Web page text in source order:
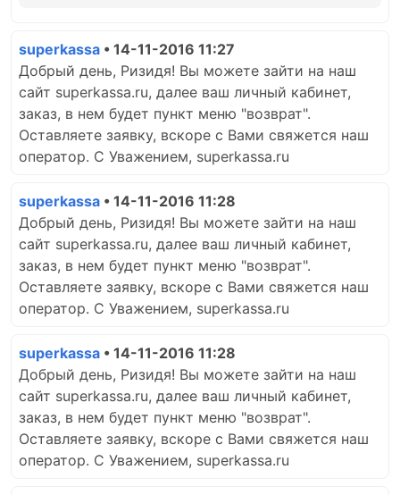
superkassa • 14-11-2016 11:27
Добрый день, Ризидя! Вы можете зайти на наш
сайт superkassa.ru, далее ваш личный кабинет,
заказ, в нем будет пункт меню "возврат".
Оставляете заявку, вскоре с Вами свяжется наш
оператор. С Уважением, superkassa.ru
superkassa • 14-11-2016 11:28
Добрый день, Ризидя! Вы можете зайти на наш
сайт superkassa.ru, далее ваш личный кабинет,
заказ, в нем будет пункт меню "возврат".
Оставляете заявку, вскоре с Вами свяжется наш
оператор. С Уважением, superkassa.ru
superkassa • 14-11-2016 11:28
Добрый день, Ризидя! Вы можете зайти на наш
сайт superkassa.ru, далее ваш личный кабинет,
заказ, в нем будет пункт меню "возврат".
Оставляете заявку, вскоре с Вами свяжется наш
оператор. С Уважением, superkassa.ru